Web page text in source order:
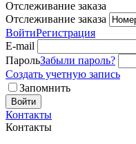
Отслеживание заказа
Отслеживание заказа
ВойтиРегистрация
E-mail
ПарольЗабыли пароль?
Создать учетную запись
Запомнить
Войти
Контакты
Контакты